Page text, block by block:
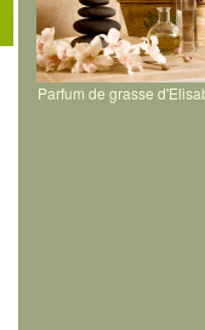
Parfum de grasse